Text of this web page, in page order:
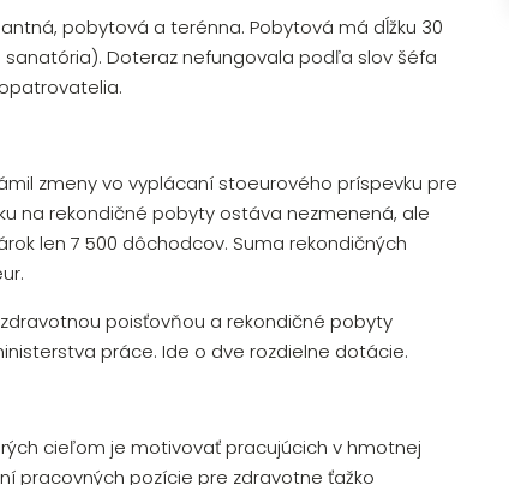
pobytová a terénna. Pobytová má dĺžku 30
Doteraz nefungovala podľa slov šéfa
zmeny vo vyplácaní stoeurového príspevku pre
na rekondičné pobyty ostáva nezmenená, ale
len 7 500 dôchodcov. Suma rekondičných
poisťovňou a rekondičné pobyty
práce. Ide o dve rozdielne dotácie.
cieľom je motivovať pracujúcich v hmotnej
pracovných pozície pre zdravotne ťažko